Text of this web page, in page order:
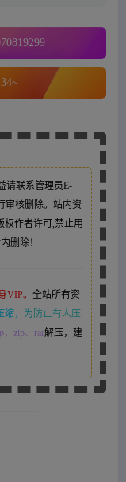
请联系管理员E-
审核删除。站内资
权作者许可,禁止用
删除！
VIP。 全站所有资
缩，
为防止有人压
，zip、rar解压，建